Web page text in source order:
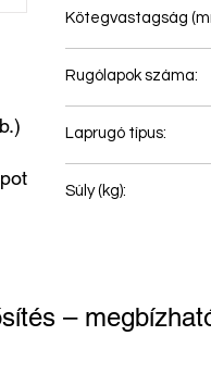
Kötegvastagság
Rugólapok száma:
Laprugó típus:
Súly (kg):
–